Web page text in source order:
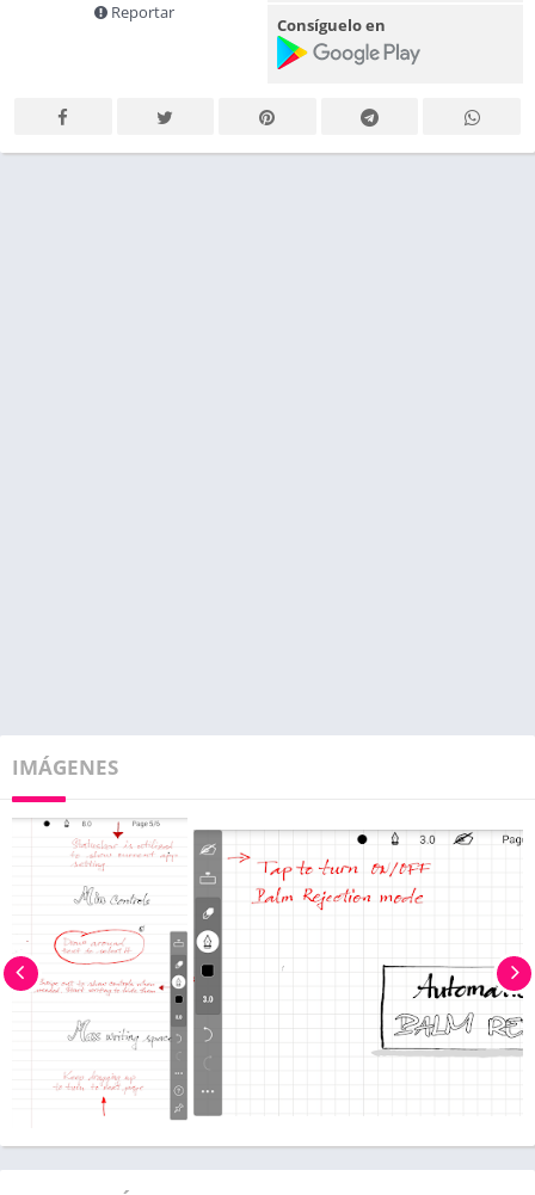
Reportar
Consíguelo en
IMÁGENES